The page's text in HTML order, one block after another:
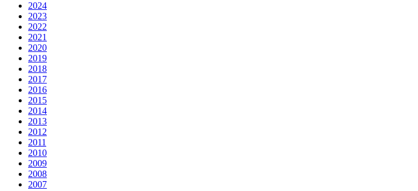
2024
2023
2022
2021
2020
2019
2018
2017
2016
2015
2014
2013
2012
2011
2010
2009
2008
2007